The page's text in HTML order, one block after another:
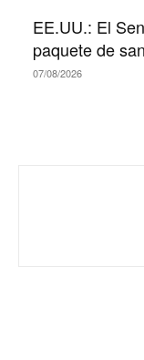
EE.UU.: El
paquete de
07/08/2026